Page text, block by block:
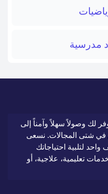
مدرسية
لك وصولاً سهلاً وآمناً إلى
في شتى المجالات. نسعى
لتلبية احتياجاتك
تعليمية، علاجية، أو